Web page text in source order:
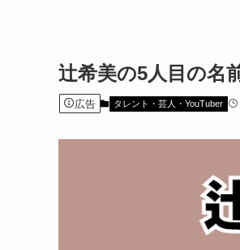
辻希美の5人目の名
広告 タレント・芸人・YouTuber